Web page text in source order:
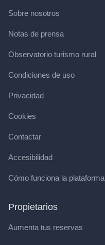
Sobre nosotros
Notas de prensa
Observatorio turismo rural
Condiciones de uso
Privacidad
Cookies
Contactar
Accesibilidad
Cómo funciona la plataforma
Propietarios
Aumenta tus reservas